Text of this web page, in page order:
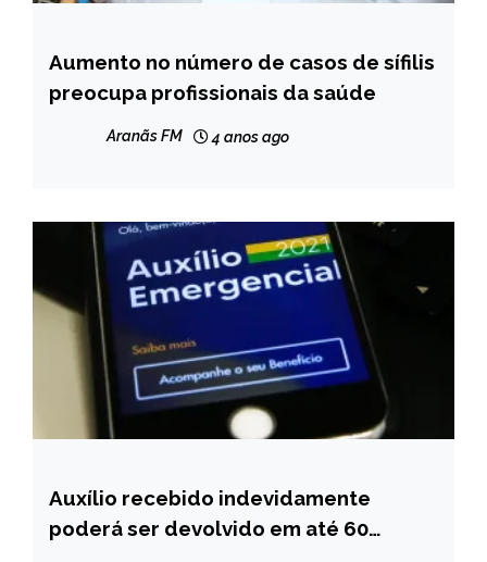
MINAS
GERAIS
NOTÍCIAS
Aumento no número de casos de sífilis
preocupa profissionais da saúde
Aranãs FM 4 anos ago
BRASIL
NOTÍCIAS
Auxílio recebido indevidamente
poderá ser devolvido em até 60